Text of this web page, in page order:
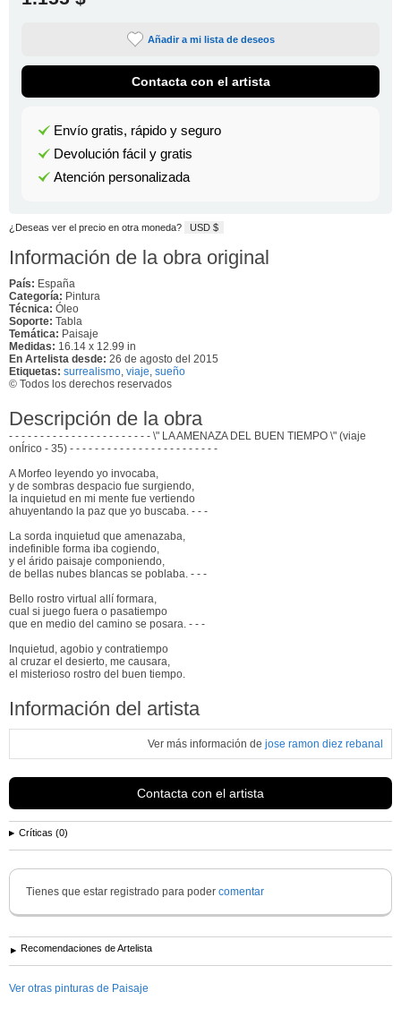
Añadir a mi lista de deseos
Contacta con el artista
Envío gratis, rápido y seguro
Devolución fácil y gratis
Atención personalizada
¿Deseas ver el precio en otra moneda? USD $
Información de la obra original
País: España
Categoría: Pintura
Técnica: Óleo
Soporte: Tabla
Temática: Paisaje
Medidas: 16.14 x 12.99 in
En Artelista desde: 26 de agosto del 2015
Etiquetas: surrealismo, viaje, sueño
© Todos los derechos reservados
Descripción de la obra
- - - - - - - - - - - - - - - - - - - - - - - \" LA AMENAZA DEL BUEN TIEMPO \" (viaje
onÍrico - 35) - - - - - - - - - - - - - - - - - - - - - - - -
A Morfeo leyendo yo invocaba,
y de sombras despacio fue surgiendo,
la inquietud en mi mente fue vertiendo
ahuyentando la paz que yo buscaba. - - -
La sorda inquietud que amenazaba,
indefinible forma iba cogiendo,
y el árido paisaje componiendo,
de bellas nubes blancas se poblaba. - - -
Bello rostro virtual allí formara,
cual si juego fuera o pasatiempo
que en medio del camino se posara. - - -
Inquietud, agobio y contratiempo
al cruzar el desierto, me causara,
el misterioso rostro del buen tiempo.
Información del artista
Ver más información de jose ramon diez rebanal
Contacta con el artista
Críticas (0)
Tienes que estar registrado para poder comentar
Recomendaciones de Artelista
Ver otras pinturas de Paisaje